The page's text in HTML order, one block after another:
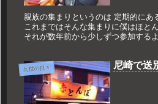
親族の集まりというのは 定期的にあ
これまではそんな集まりに僕はほと
それが数年前から少しずつ参加する
久世の日々 尼崎で送